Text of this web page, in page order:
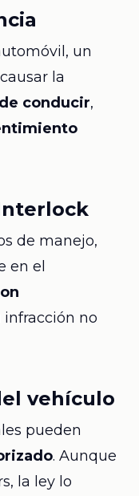
un
la
conducir,
de manejo,
en el
infracción no
vehículo
pueden
. Aunque
la ley lo